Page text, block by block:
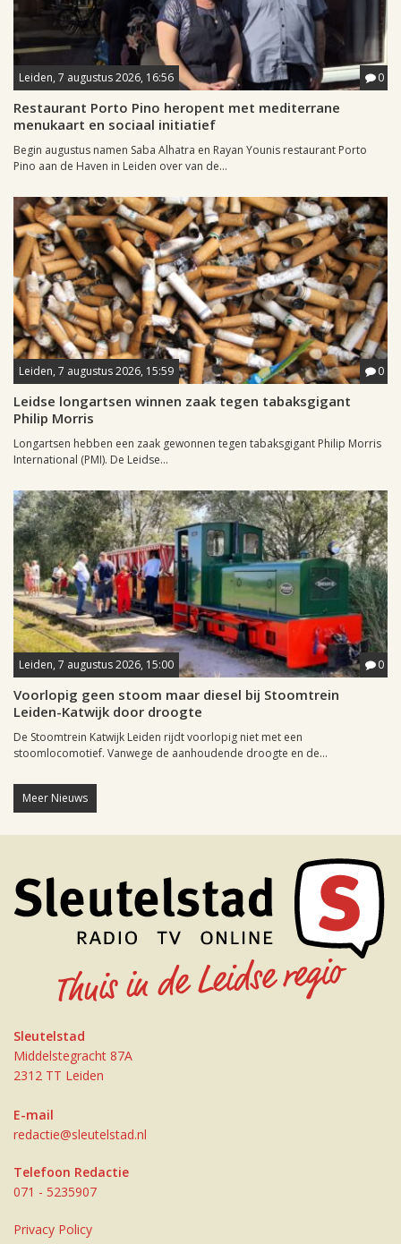
Leiden, 7 augustus 2026, 16:56 0
Restaurant Porto Pino heropent met mediterrane
menukaart en sociaal initiatief
Begin augustus namen Saba Alhatra en Rayan Younis restaurant Porto
Pino aan de Haven in Leiden over van de...
Leiden, 7 augustus 2026, 15:59 0
Leidse longartsen winnen zaak tegen tabaksgigant
Philip Morris
Longartsen hebben een zaak gewonnen tegen tabaksgigant Philip Morris
International (PMI). De Leidse...
Leiden, 7 augustus 2026, 15:00 0
Voorlopig geen stoom maar diesel bij Stoomtrein
Leiden-Katwijk door droogte
De Stoomtrein Katwijk Leiden rijdt voorlopig niet met een
stoomlocomotief. Vanwege de aanhoudende droogte en de...
Meer Nieuws
Sleutelstad
Middelstegracht 87A
2312 TT Leiden
E-mail
redactie@sleutelstad.nl
Telefoon Redactie
071 - 5235907
Privacy Policy